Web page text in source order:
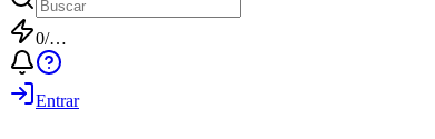
0/…
Entrar